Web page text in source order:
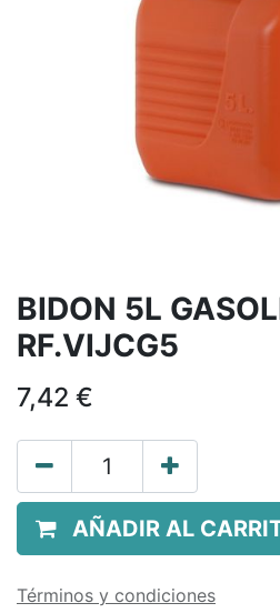
BIDON 5L
RF.VIJCG5
7,42 €
AÑADIR AL
Términos y condiciones